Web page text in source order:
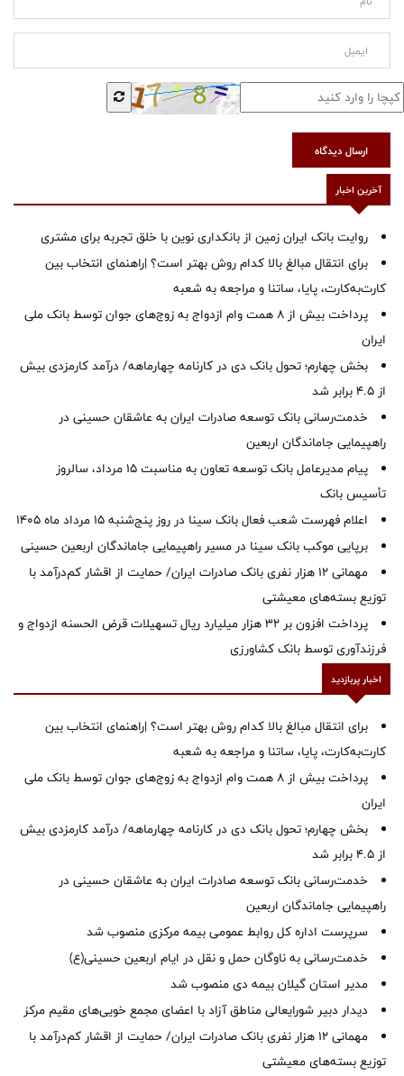
ارسال دیدگاه
آخرین اخبار
روایت بانک ایران زمین از بانکداری نوین با خلق تجربه برای مشتری
برای انتقال مبالغ بالا کدام روش بهتر است؟ |راهنمای انتخاب بین
کارت‌به‌کارت، پایا، ساتنا و مراجعه به شعبه
پرداخت بیش از ۸ همت وام ازدواج به زوج‌های جوان توسط بانک ملی
ایران
بخش چهارم؛ تحول بانک دی در کارنامه چهارماهه/ درآمد کارمزدی بیش
از ۴.۵ برابر شد
خدمت‌رسانی بانک توسعه صادرات ایران به عاشقان حسینی در
راهپیمایی جاماندگان اربعین
پیام مدیرعامل بانک توسعه تعاون به مناسبت 15 مرداد، سالروز
تأسیس بانک
اعلام فهرست شعب فعال بانک سینا در روز پنج‌شنبه 15 مرداد ماه 1405
برپایی موکب بانک سینا در مسیر راهپیمایی جاماندگان اربعین حسینی
مهمانی ۱۲ هزار نفری بانک صادرات ایران/ حمایت از اقشار کم‌درآمد با
توزیع بسته‌های معیشتی
پرداخت افزون بر 32 هزار میلیارد ریال تسهیلات قرض الحسنه ازدواج و
فرزندآوری توسط بانک کشاورزی
اخبار پربازدید
برای انتقال مبالغ بالا کدام روش بهتر است؟ |راهنمای انتخاب بین
کارت‌به‌کارت، پایا، ساتنا و مراجعه به شعبه
پرداخت بیش از ۸ همت وام ازدواج به زوج‌های جوان توسط بانک ملی
ایران
بخش چهارم؛ تحول بانک دی در کارنامه چهارماهه/ درآمد کارمزدی بیش
از ۴.۵ برابر شد
خدمت‌رسانی بانک توسعه صادرات ایران به عاشقان حسینی در
راهپیمایی جاماندگان اربعین
سرپرست اداره کل روابط عمومی بیمه مرکزی منصوب شد
خدمت‌رسانی به ناوگان حمل و نقل در ایام اربعین حسینی(ع)
‌مدیر استان گیلان بیمه دی منصوب شد
دیدار دبیر شورایعالی مناطق آزاد با اعضای مجمع خویی‌های مقیم مرکز
مهمانی ۱۲ هزار نفری بانک صادرات ایران/ حمایت از اقشار کم‌درآمد با
توزیع بسته‌های معیشتی